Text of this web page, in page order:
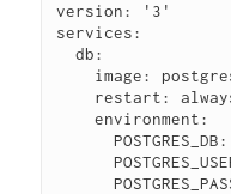
version: '3'
services:
  db:
image:
restart:
    environment: